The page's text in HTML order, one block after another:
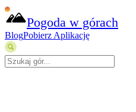
Pogoda w górach
BlogPobierz Aplikację